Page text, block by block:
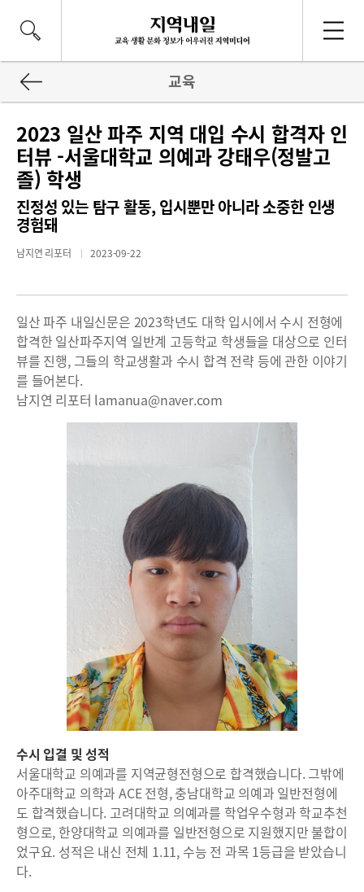
교육
2023 일산 파주 지역 대입 수시 합격자 인
터뷰 -서울대학교 의예과 강태우(정발고
졸) 학생
진정성 있는 탐구 활동, 입시뿐만 아니라 소중한 인생
경험돼
남지연 리포터 2023-09-22
일산 파주 내일신문은 2023학년도 대학 입시에서 수시 전형에
합격한 일산파주지역 일반계 고등학교 학생들을 대상으로 인터
뷰를 진행, 그들의 학교생활과 수시 합격 전략 등에 관한 이야기
를 들어본다.
남지연 리포터 lamanua@naver.com
수시 입결 및 성적
서울대학교 의예과를 지역균형전형으로 합격했습니다. 그밖에
아주대학교 의학과 ACE 전형, 충남대학교 의예과 일반전형에
도 합격했습니다. 고려대학교 의예과를 학업우수형과 학교추천
형으로, 한양대학교 의예과를 일반전형으로 지원했지만 불합이
었구요. 성적은 내신 전체 1.11, 수능 전 과목 1등급을 받았습니
다.